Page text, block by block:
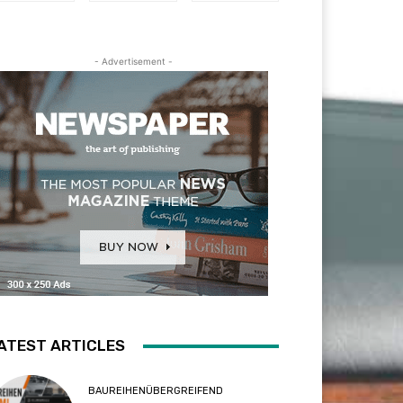
- Advertisement -
ARTICLES
BAUREIHENÜBERGREIFEND